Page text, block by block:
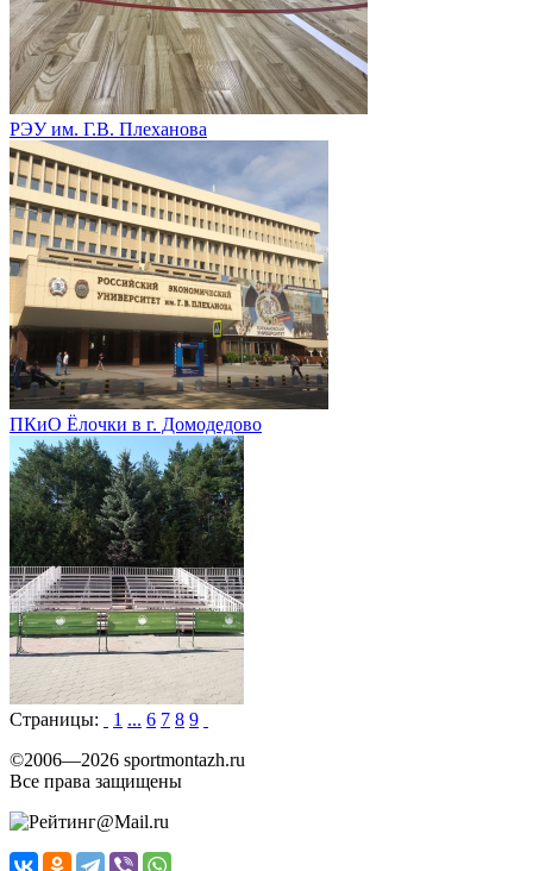
РЭУ им. Г.В. Плеханова
ПКиО Ёлочки в г. Домодедово
Страницы: 1 ... 6 7 8 9
©2006—2026 sportmontazh.ru
Все права защищены